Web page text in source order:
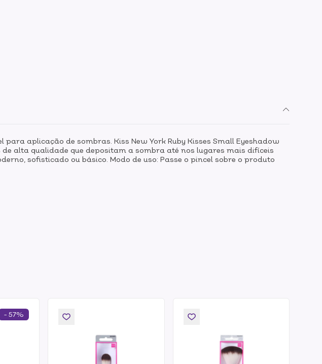
aplicação de sombras. Kiss New York Ruby Kisses Small Eyeshadow
alta qualidade que depositam a sombra até nos lugares mais difíceis
sofisticado ou básico. Modo de uso: Passe o pincel sobre o produto
- 57%